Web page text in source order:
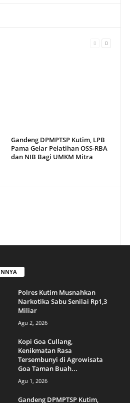
Gandeng DPMPTSP Kutim, LPB
Pama Gelar Pelatihan OSS-RBA
dan NIB Bagi UMKM Mitra
Polres Kutim Musnahkan
Narkotika Sabu Senilai Rp1,3
Miliar
Agu 2, 2026
Kopi Goa Cullang,
Kenikmatan Rasa
Tersembunyi di Agrowisata
Goa Taman Buah...
Agu 1, 2026
Gandeng DPMPTSP Kutim,